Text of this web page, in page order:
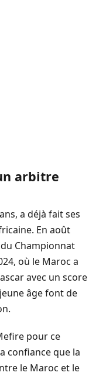
arbitre
a déjà fait ses
En août
Championnat
où le Maroc a
avec un score
âge font de
pour ce
confiance que la
le Maroc et le